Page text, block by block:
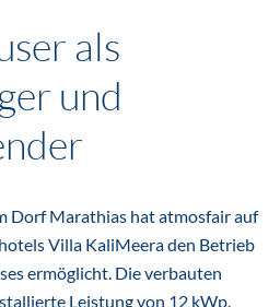
als
und
Dorf Marathias hat atmosfair auf
Villa KaliMeera den Betrieb
ermöglicht. Die verbauten
Leistung von 12 kWp.